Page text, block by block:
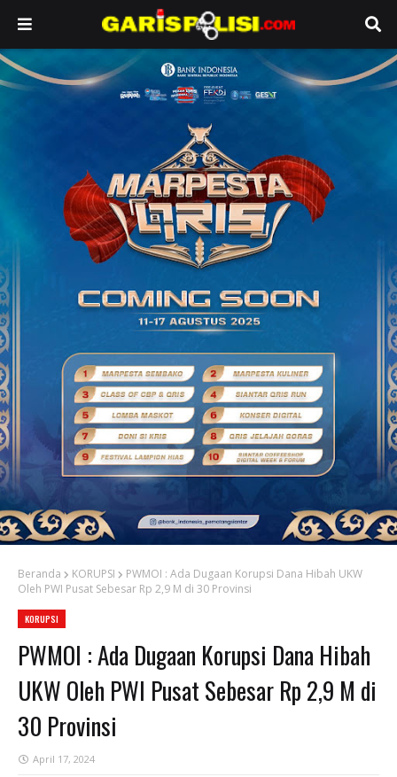
Beranda KORUPSI
PWMOI : Ada Dugaan Korupsi Dana Hibah UKW
Oleh PWI Pusat Sebesar Rp 2,9 M di 30 Provinsi
KORUPSI
PWMOI : Ada Dugaan Korupsi Dana Hibah
UKW Oleh PWI Pusat Sebesar Rp 2,9 M di
30 Provinsi
April 17, 2024